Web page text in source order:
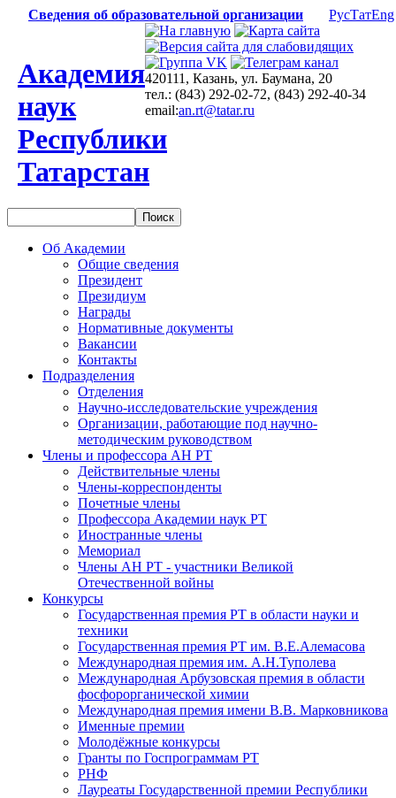
Сведения об образовательной организации РусТатEng
Академия
наук
Республики
Татарстан
420111, Казань, ул. Баумана, 20
тел.: (843) 292-02-72, (843) 292-40-34
email:an.rt@tatar.ru
Об Академии
Общие сведения
Президент
Президиум
Награды
Нормативные документы
Вакансии
Контакты
Подразделения
Отделения
Научно-исследовательские учреждения
Организации, работающие под научно-
методическим руководством
Члены и профессора АН РТ
Действительные члены
Члены-корреспонденты
Почетные члены
Профессора Академии наук РТ
Иностранные члены
Мемориал
Члены АН РТ - участники Великой
Отечественной войны
Конкурсы
Государственная премия РТ в области науки и
техники
Государственная премия РТ им. В.Е.Алемасова
Международная премия им. А.Н.Туполева
Международная Арбузовская премия в области
фосфорорганической химии
Международная премия имени В.В. Марковникова
Именные премии
Молодёжные конкурсы
Гранты по Госпрограммам РТ
РНФ
Лауреаты Государственной премии Республики